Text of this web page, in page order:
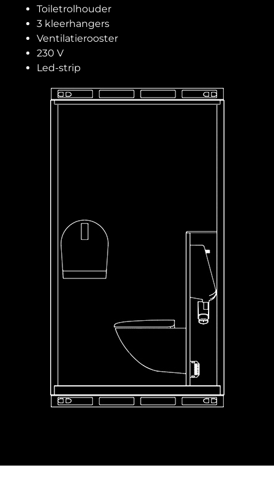
Toiletrolhouder
3 kleerhangers
Ventilatierooster
230 V
Led-strip